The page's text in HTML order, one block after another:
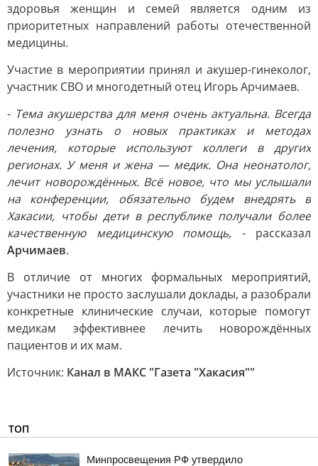
здоровья женщин и семей является одним из
приоритетных направлений работы отечественной
медицины.
Участие в мероприятии принял и акушер-гинеколог,
участник СВО и многодетный отец Игорь Арчимаев.
- Тема акушерства для меня очень актуальна. Всегда
полезно узнать о новых практиках и методах
лечения, которые используют коллеги в других
регионах. У меня и жена — медик. Она неонатолог,
лечит новорождённых. Всё новое, что мы услышали
на конференции, обязательно будем внедрять в
Хакасии, чтобы дети в республике получали более
качественную медицинскую помощь, - рассказал
Арчимаев.
В отличие от многих формальных мероприятий,
участники не просто заслушали доклады, а разобрали
конкретные клинические случаи, которые помогут
медикам эффективнее лечить новорождённых
пациентов и их мам.
Источник: Канал в МАКС "Газета "Хакасия""
ТОП
Минпросвещения РФ утвердило